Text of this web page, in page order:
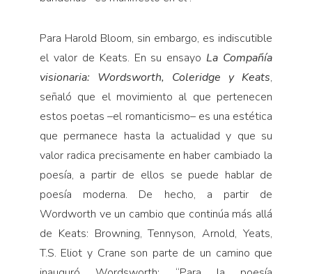
Para Harold Bloom, sin embargo, es indiscutible
el valor de Keats. En su ensayo La Compañía
visionaria: Wordsworth, Coleridge y Keats,
señaló que el movimiento al que pertenecen
estos poetas –el romanticismo– es una estética
que permanece hasta la actualidad y que su
valor radica precisamente en haber cambiado la
poesía, a partir de ellos se puede hablar de
poesía moderna. De hecho, a partir de
Wordworth ve un cambio que continúa más allá
de Keats: Browning, Tennyson, Arnold, Yeats,
T.S. Eliot y Crane son parte de un camino que